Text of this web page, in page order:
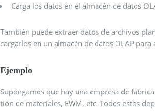
Carga los datos en el almacén de datos
También puede extraer datos de archivos
cargarlos en un almacén de datos OLAP
Ejemplo
Supongamos que hay una empresa de
tión de materiales, EWM, etc. Todos estos